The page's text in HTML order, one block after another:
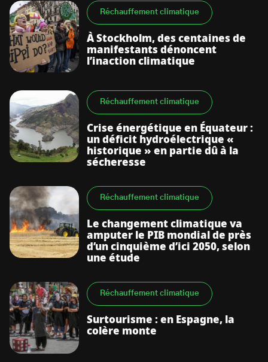
Réchauffement climatique
À Stockholm, des centaines de
manifestants dénoncent
l’inaction climatique
Réchauffement climatique
Crise énergétique en Équateur :
un déficit hydroélectrique «
historique » en partie dû à la
sécheresse
Réchauffement climatique
Le changement climatique va
amputer le PIB mondial de près
d’un cinquième d’ici 2050, selon
une étude
Réchauffement climatique
Surtourisme : en Espagne, la
colère monte